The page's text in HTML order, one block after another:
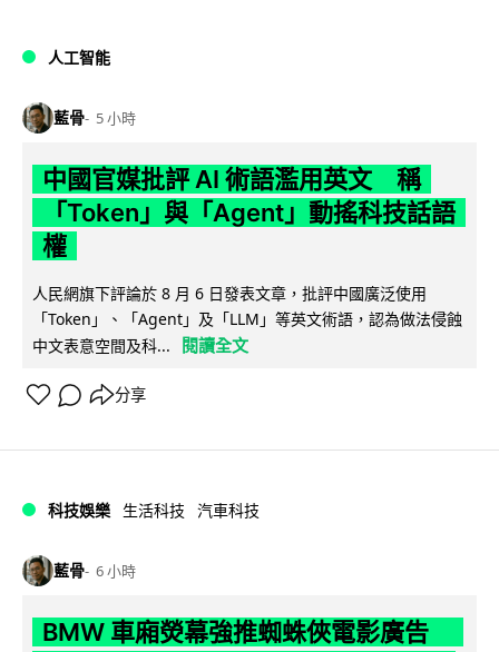
人工智能
藍骨 5 小時
中國官媒批評 AI 術語濫用英文 稱
「Token」與「Agent」動搖科技話語
權
人民網旗下評論於 8 月 6 日發表文章，批評中國廣泛使用
「Token」、「Agent」及「LLM」等英文術語，認為做法侵蝕
中文表意空間及科...
閱讀全文
分享
科技娛樂 生活科技 汽車科技
藍骨 6 小時
BMW 車廂熒幕強推蜘蛛俠電影廣告